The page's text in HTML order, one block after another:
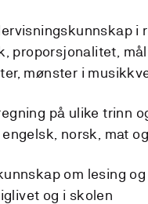
proporsjonalitet,
mønster i
på ulike trinn
norsk, mat
om lesing
og i skolen